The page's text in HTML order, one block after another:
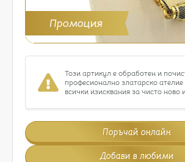
Промоция
Този артикул е обработен и
професионално златарско
всички изисквания за чисто ново
Поръчай онлайн
Добави в любими